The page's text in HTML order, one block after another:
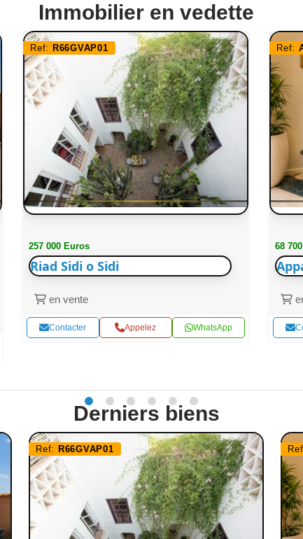
Immobilier en vedette
Ref: R66GVAP01
257 000 Euros
Riad Sidi o Sidi
en vente
Contacter Appelez WhatsApp
Ref:
68
Derniers biens
Ref: R66GVAP01